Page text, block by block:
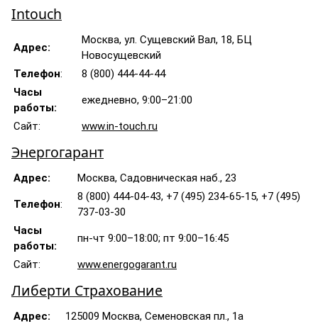
Intouch
Адрес:
Москва, ул. Сущевский Вал, 18, БЦ
Новосущевский
Телефон:
8 (800) 444-44-44
Часы
работы:
ежедневно, 9:00–21:00
Сайт: www.in-touch.ru
Энергогарант
Адрес: Москва, Садовническая наб., 23
Телефон:
8 (800) 444-04-43, +7 (495) 234-65-15, +7 (495)
737-03-30
Часы
работы:
пн-чт 9:00–18:00; пт 9:00–16:45
Сайт: www.energogarant.ru
Либерти Страхование
Адрес: 125009 Москва, Семеновская пл., 1а